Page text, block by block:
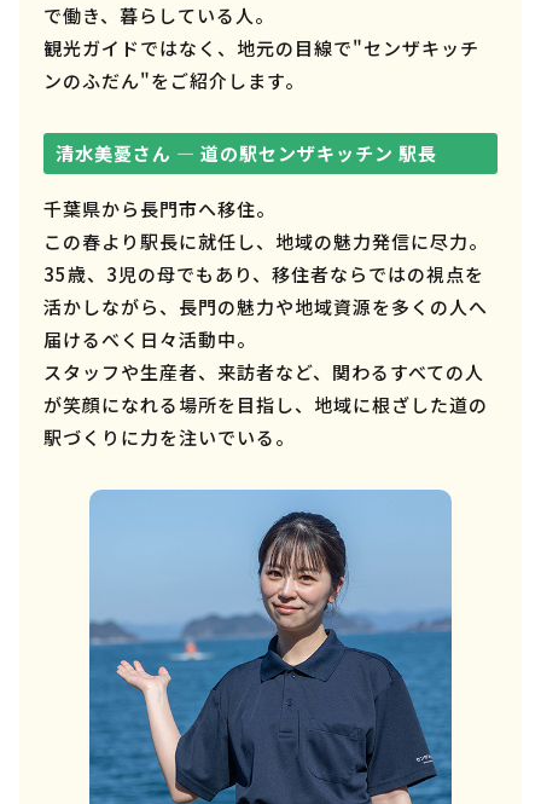
で働き、暮らしている人。
観光ガイドではなく、地元の目線で"センザキッチ
ンのふだん"をご紹介します。
清水美憂さん — 道の駅センザキッチン 駅長
千葉県から長門市へ移住。
この春より駅長に就任し、地域の魅力発信に尽力。
35歳、3児の母でもあり、移住者ならではの視点を
活かしながら、長門の魅力や地域資源を多くの人へ
届けるべく日々活動中。
スタッフや生産者、来訪者など、関わるすべての人
が笑顔になれる場所を目指し、地域に根ざした道の
駅づくりに力を注いでいる。